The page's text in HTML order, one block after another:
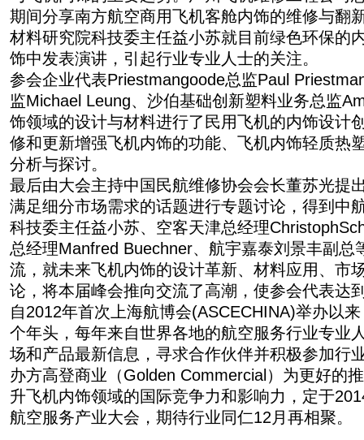
期间分享南方航空商用飞机客舱内饰的维修与翻
材料研究院科技委主任益小苏就目前绿色环保的
饰中发表演讲，引起行业专业人士的关注。
参会企业代表Priestmangoode总监Paul
监Michael Leung、沙伯基础创新塑料业务总监
饰领域的设计与材料进行了民用飞机的内饰设计
修和更新增强飞机内饰的功能、飞机内饰轻质热
分析与探讨。
最后由大会主持中国民航维修协会会长董苏光提
满足细分市场需求的话题进行专题讨论，得到中
科技委主任益小苏、空客天津总经理
总经理Manfred Buechner、航宇嘉泰刘景丰副总
流，就未来飞机内饰的设计革新、材料应用、市
论，将本届峰会推向交流了高潮，使参会代表达
自2012年首次上海航博会(ASCECHINA)举办以
个年头，每年来自世界各地的航空服务行业专业
场和产品最新信息，寻求合作伙伴并积极参加行
办方高登商业（Golden Commercial）为更好的
升飞机内饰领域的国际竞争力和影响力，定于
航空服务产业大会，期待行业同仁12月再相聚。